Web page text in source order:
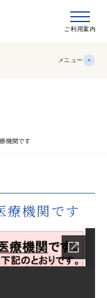
メニュ
ご利用案内
メニュー
機関です
療機関です